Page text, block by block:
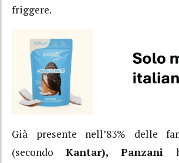
friggere.
Già presente nell’83% delle
(secondoKantar), Panzani